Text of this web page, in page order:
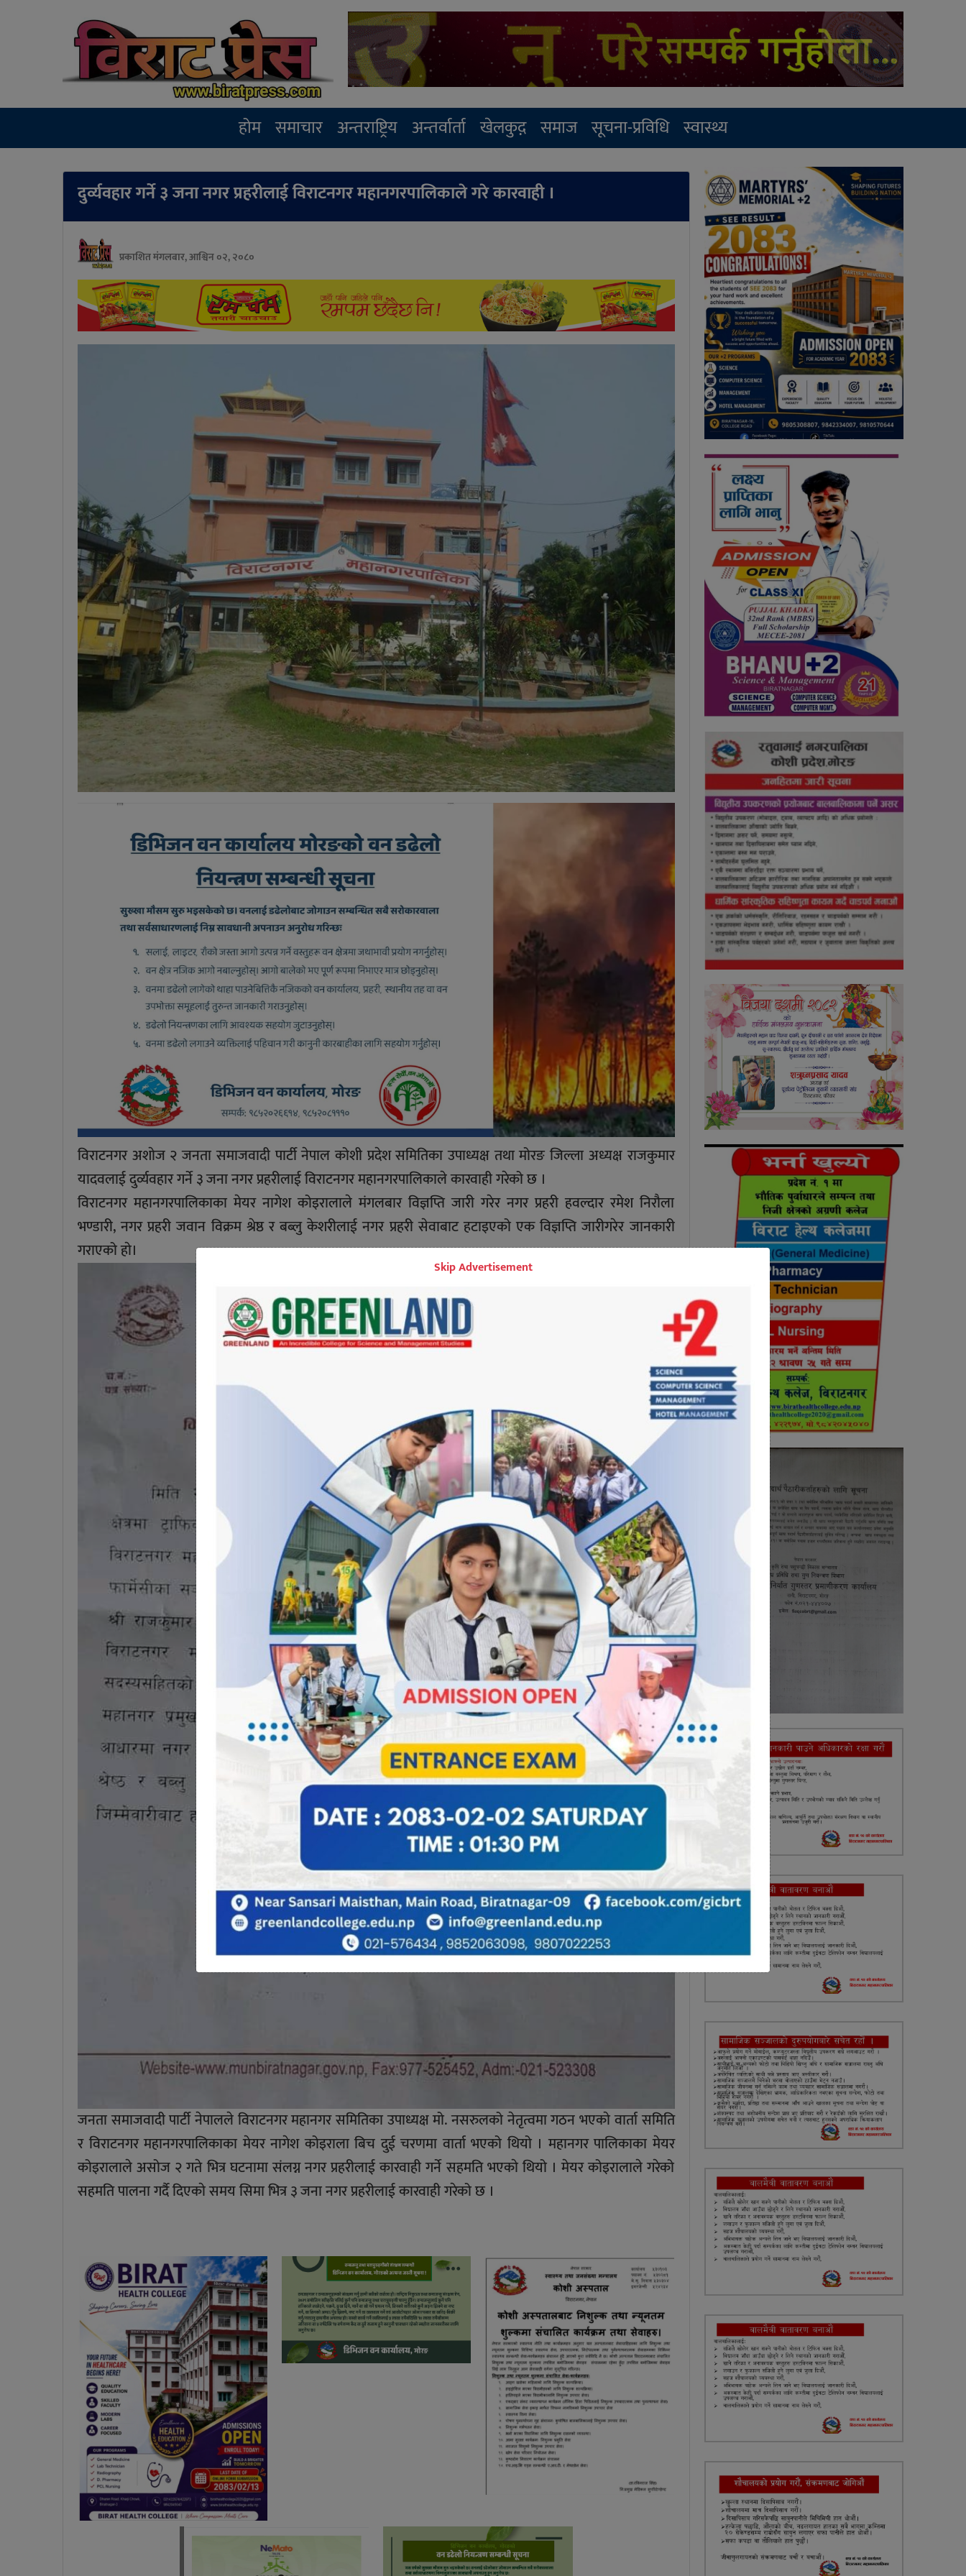
होम समाचार अन्तराष्ट्रिय अन्तर्वार्ता खेलकुद़़ समाज सूचना-प्रविधि स्वास्थ्य
दुर्व्यवहार गर्ने ३ जना नगर प्रहरीलाई विराटनगर महानगरपालिकाले गरे कारवाही ।
प्रकाशित मंगलबार, आश्विन ०२, २०८०
विराटनगर अशाेज २ जनता समाजवादी पार्टी नेपाल कोशी प्रदेश समितिका उपाध्यक्ष तथा मोरङ जिल्ला अध्यक्ष राजकुमार
यादवलाई दुर्व्यवहार गर्ने ३ जना नगर प्रहरीलाई विराटनगर महानगरपालिकाले कारवाही गरेको छ ।
विराटनगर महानगरपालिकाका मेयर नागेश कोइरालाले मंगलबार विज्ञप्ति जारी गरेर नगर प्रहरी हवल्दार रमेश निरौला
भण्डारी, नगर प्रहरी जवान विक्रम श्रेष्ठ र बब्लु केशरीलाई नगर प्रहरी सेवाबाट हटाइएको एक विज्ञप्ति जारीगरेर जानकारी
गराएको हाे।
जनता समाजवादी पार्टी नेपालले विराटनगर महानगर समितिका उपाध्यक्ष मो. नसरुलको नेतृत्वमा गठन भएकाे वार्ता समिति
र विराटनगर महानगरपालिकाका मेयर नागेश कोइराला बिच दुई चरणमा वार्ता भएको थियो । महानगर पालिकाका मेयर
कोइरालाले असोज २ गते भित्र घटनामा संलग्न नगर प्रहरीलाई कारवाही गर्ने सहमति भएकाे थियो । मेयर कोइरालाले गरेको
सहमति पालना गर्दै दिएकाे समय सिमा भित्र ३ जना नगर प्रहरीलाई कारवाही गरेको छ ।
Skip Advertisement